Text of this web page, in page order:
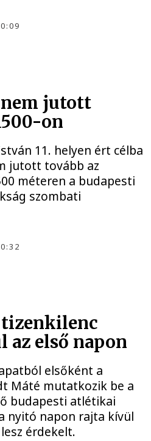
jutott
on
11. helyen ért célba
jutott tovább az
méteren a budapesti
szombati
az első napon
elsőként a
Máté mutatkozik be a
budapesti atlétikai
nyitó napon rajta kívül
érdekelt.